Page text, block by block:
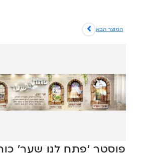
המוצר הבא
פוסטר ‘פתח לנו שער’